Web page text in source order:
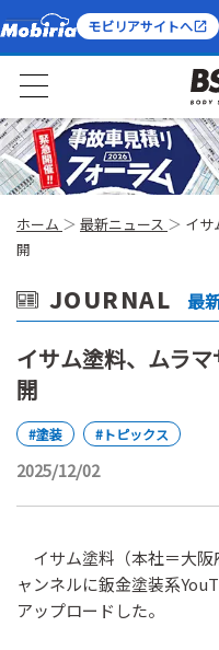
モビリアサイトへ
ホーム 最新ニュース
イサ
開
JOURNAL 最
イサム塗料、ムラ
開
#塗装 #トピックス
2025/12/02
イサム塗料（本社＝大阪
ャンネルに鈑金塗装系
アップロードした。